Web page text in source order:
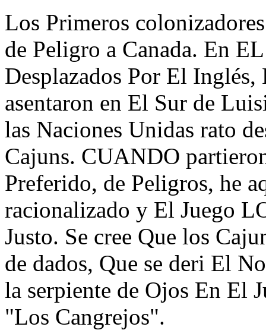
Los Primeros
de Peligro a Canada. En
Desplazados Por El
asentaron en El Sur de
las Naciones Unidas rato
Cajuns. CUANDO
Preferido, de Peligros, he
racionalizado y El Juego
Justo. Se cree Que los
de dados, Que se deri El
la serpiente de Ojos En El
"Los Cangrejos".